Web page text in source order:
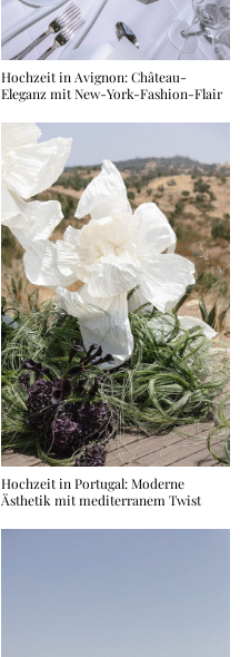
Hochzeit in Avignon: Château-
Eleganz mit New-York-Fashion-Flair
Hochzeit in Portugal: Moderne
Ästhetik mit mediterranem Twist